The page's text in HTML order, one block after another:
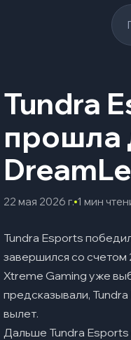
Tundra
прошла
22 мая 2026 г. 1 мин
Tundra Esports
завершился со счетом
Xtreme Gaming уже
предсказывали,
вылет.
Дальше Tundra Esports